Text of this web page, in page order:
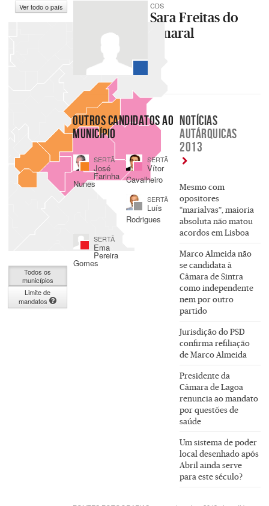
Ver todo o país
Todos os
municípios
Limite de
mandatos
CDS
Sara Freitas do
Amaral
OUTROS CANDIDATOS AO
MUNICÍPIO
SERTÃ
José
Farinha
Nunes
SERTÃ
Vítor
Cavalheiro
SERTÃ
Luís
Rodrigues
SERTÃ
Ema
Pereira
Gomes
NOTÍCIAS
AUTÁRQUICAS
2013
Mesmo com
opositores
“marialvas”, maioria
absoluta não matou
acordos em Lisboa
Marco Almeida não
se candidata à
Câmara de Sintra
como independente
nem por outro
partido
Jurisdição do PSD
confirma refiliação
de Marco Almeida
Presidente da
Câmara de Lagoa
renuncia ao mandato
por questões de
saúde
Um sistema de poder
local desenhado após
Abril ainda serve
para este século?